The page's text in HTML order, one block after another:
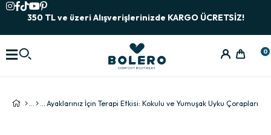
350 TL ve üzeri Alışverişlerinizde KARGO ÜCRETSİZ!
0
Ayaklarınız İçin Terapi Etkisi: Kokulu ve Yumuşak Uyku Çorapları